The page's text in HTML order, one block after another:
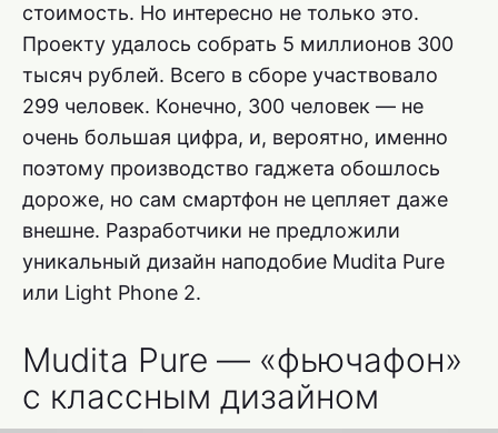
стоимость. Но интересно не только это.
Проекту удалось собрать 5 миллионов 300
тысяч рублей. Всего в сборе участвовало
299 человек. Конечно, 300 человек — не
очень большая цифра, и, вероятно, именно
поэтому производство гаджета обошлось
дороже, но сам смартфон не цепляет даже
внешне. Разработчики не предложили
уникальный дизайн наподобие Mudita Pure
или Light Phone 2.
Mudita Pure — «фьючафон»
с классным дизайном